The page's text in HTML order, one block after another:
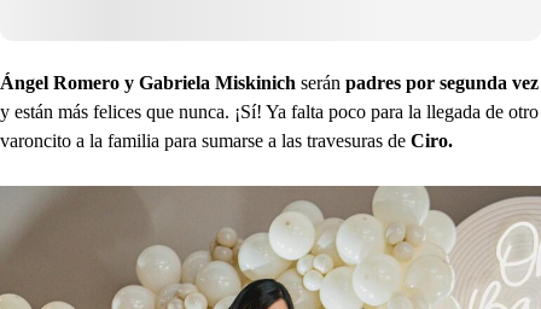
Ángel Romero y Gabriela Miskinich serán padres por segunda vez
y están más felices que nunca. ¡Sí! Ya falta poco para la llegada de otro
varoncito a la familia para sumarse a las travesuras de Ciro.